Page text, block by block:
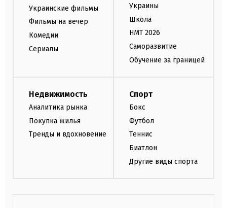
Украинские фильмы
Фильмы на вечер
Комедии
Сериалы
Украины
Школа
НМТ 2026
Саморазвитие
Обучение за границей
Недвижимость
Аналитика рынка
Покупка жилья
Тренды и вдохновение
Спорт
Бокс
Футбол
Теннис
Биатлон
Другие виды спорта